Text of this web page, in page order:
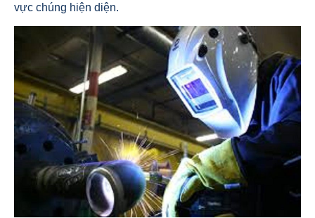
vực chúng hiện diện.